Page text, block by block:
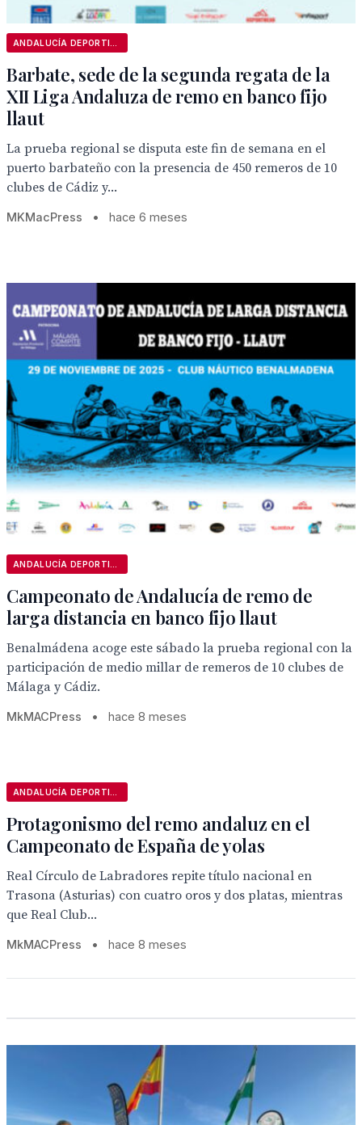
Barbate, sede de la segunda regata de la
XII Liga Andaluza de remo en banco fijo
llaut
La prueba regional se disputa este fin de semana en el
puerto barbateño con la presencia de 450 remeros de 10
clubes de Cádiz y...
MKMacPress • hace 6 meses
Campeonato de Andalucía de remo de
larga distancia en banco fijo llaut
Benalmádena acoge este sábado la prueba regional con la
participación de medio millar de remeros de 10 clubes de
Málaga y Cádiz.
MkMACPress • hace 8 meses
Protagonismo del remo andaluz en el
Campeonato de España de yolas
Real Círculo de Labradores repite título nacional en
Trasona (Asturias) con cuatro oros y dos platas, mientras
que Real Club...
MkMACPress • hace 8 meses